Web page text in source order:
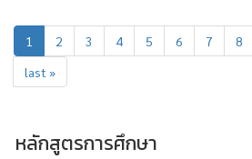
1 2 3 4 5 6 7 8
last »
หลักสูตรการศึกษา